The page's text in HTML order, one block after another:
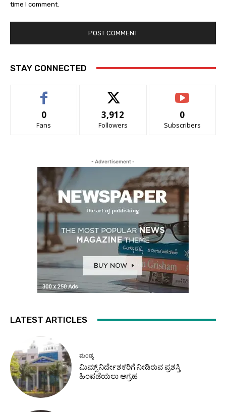
time I comment.
STAY CONNECTED
0
Fans
3,912
Followers
0
Subscribers
- Advertisement -
LATEST ARTICLES
ಮಂಡ್ಯ
ಮಿಮ್ಸ್ ನಿರ್ದೇಶಕರಿಗೆ ನೀಡಿರುವ ಪ್ರಶಸ್ತಿ
ಹಿಂಪಡೆಯಲು ಆಗ್ರಹ